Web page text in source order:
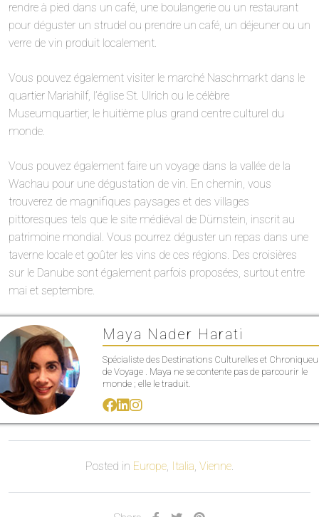
rendre à pied dans un café, une boulangerie ou un restaurant
pour déguster un strudel ou prendre un café, un déjeuner ou un
verre de vin produit localement.
Vous pouvez également visiter le marché Naschmarkt dans le
quartier Mariahilf, l’église St. Ulrich ou le célèbre
Museumquartier, le huitième plus grand centre culturel du
monde.
Vous pouvez également faire un voyage dans la vallée de la
Wachau pour une dégustation de vin. En chemin, vous
trouverez de magnifiques paysages et des villages
pittoresques tels que le site médiéval de Dürnstein, inscrit au
patrimoine mondial. Vous pourrez déguster un repas dans une
taverne locale et goûter les vins de ces régions. Des croisières
sur le Danube sont également parfois proposées, surtout entre
mai et septembre.
Maya Nader Harati
Spécialiste des Destinations Culturelles et
de Voyage . Maya ne se contente pas de parcourir le
monde ; elle le traduit.
Posted in Europe, Italia, Vienne.